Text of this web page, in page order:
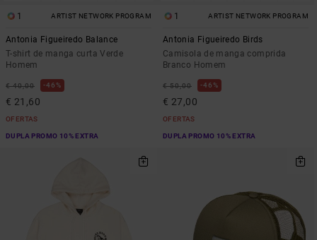
1 ARTIST NETWORK PROGRAM
Antonia Figueiredo Balance
T-shirt de manga curta Verde
Homem
€ 40,00 46%
€ 21,60
OFERTAS
DUPLA PROMO 10% EXTRA
1 ARTIST NETWORK PROGRAM
Antonia Figueiredo Birds
Camisola de manga comprida
Branco Homem
€ 50,00 46%
€ 27,00
OFERTAS
DUPLA PROMO 10% EXTRA